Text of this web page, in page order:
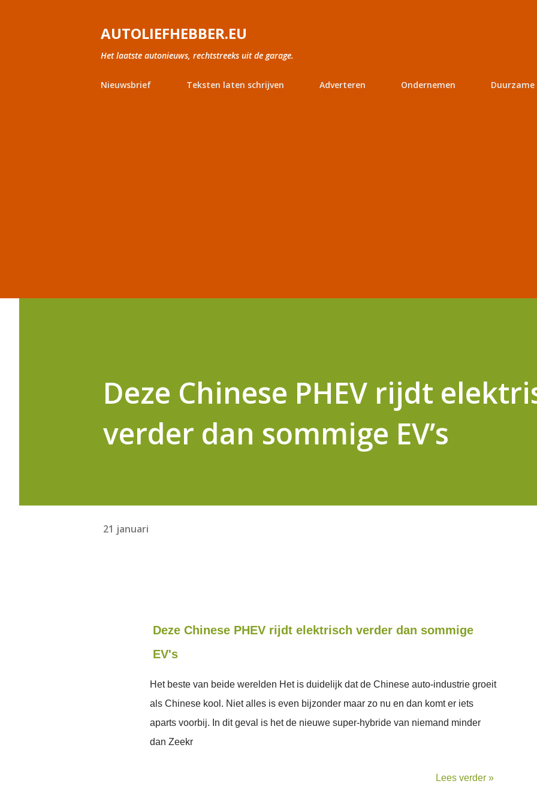
AUTOLIEFHEBBER.EU
Het laatste autonieuws, rechtstreeks uit de garage.
Nieuwsbrief Teksten laten schrijven Adverteren Ondernemen Duurzame
Deze Chinese PHEV rijdt
verder dan sommige EV’s
21 januari
Deze Chinese PHEV rijdt elektrisch verder dan sommige
EV's
Het beste van beide werelden Het is duidelijk dat de Chinese auto-industrie groeit
als Chinese kool. Niet alles is even bijzonder maar zo nu en dan komt er iets
aparts voorbij. In dit geval is het de nieuwe super-hybride van niemand minder
dan Zeekr
Lees verder »